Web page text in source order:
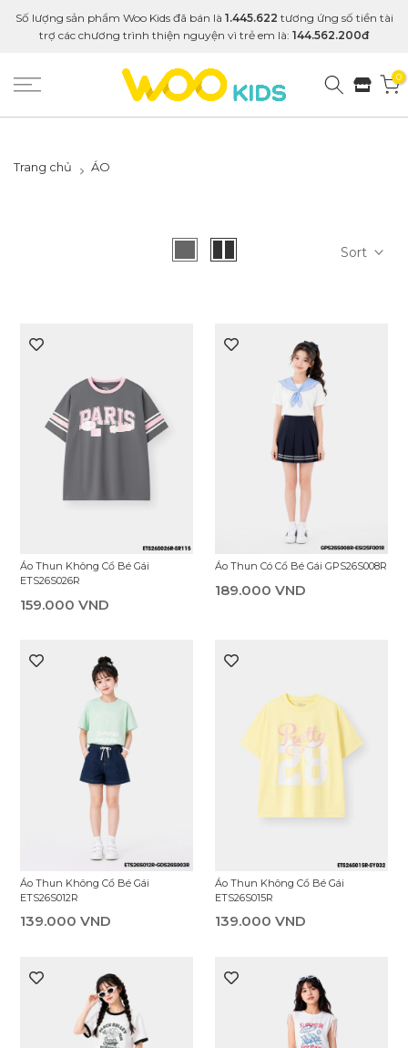
Số lượng sản phẩm Woo Kids đã bán là 1.445.622 tương ứng số tiền tài
trợ các chương trình thiện nguyện vì trẻ em là: 144.562.200đ
0
Trang chủ ÁO
Sort
Áo Thun Không Cổ Bé Gái
ETS26S026R
159.000 VND
Áo Thun Có Cổ Bé Gái GPS26S008R
189.000 VND
Áo Thun Không Cổ Bé Gái
ETS26S012R
139.000 VND
Áo Thun Không Cổ Bé Gái
ETS26S015R
139.000 VND